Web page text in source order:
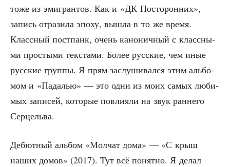
тоже из эми­гран­тов. Как и «ДК Посто­рон­них»,
запись отра­зи­ла эпо­ху, вышла в то же вре­мя.
Класс­ный пост­панк, очень кано­нич­ный с класс­ны­
ми про­сты­ми тек­ста­ми. Более рус­ские, чем иные
рус­ские груп­пы. Я прям заслу­ши­вал­ся этим аль­бо­
мом и «Пада­лью» — это одни из моих самых люби­
мых запи­сей, кото­рые повли­я­ли на звук ран­не­го
Серцельва.
Дебют­ный аль­бом «Мол­чат дома» — «С крыш
наших домов» (2017). Тут всё понят­но. Я делал